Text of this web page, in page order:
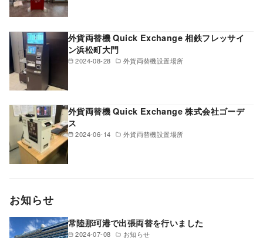
2024-08-28 外貨両替機設置場所
外貨両替機 Quick Exchange 相鉄フレッサイ
ン浜松町大門
2024-06-14 外貨両替機設置場所
外貨両替機 Quick Exchange 株式会社ゴーデ
ス
お知らせ
2024-07-08 お知らせ
常陸那珂港で出張両替を行いました